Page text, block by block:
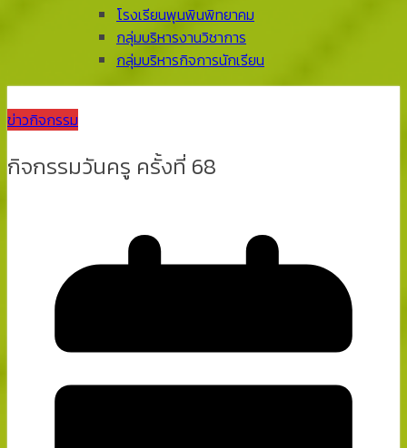
โรงเรียนพุนพินพิทยาคม
กลุ่มบริหารงานวิชาการ
กลุ่มบริหารกิจการนักเรียน
ข่าวกิจกรรม
กิจกรรมวันครู ครั้งที่ 68